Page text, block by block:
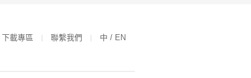
下載專區 聯繫我們 中 / EN